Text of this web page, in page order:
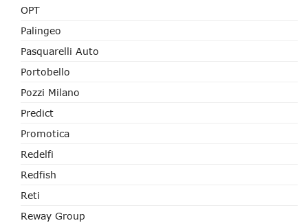
OPT
Palingeo
Pasquarelli Auto
Portobello
Pozzi Milano
Predict
Promotica
Redelfi
Redfish
Reti
Reway Group